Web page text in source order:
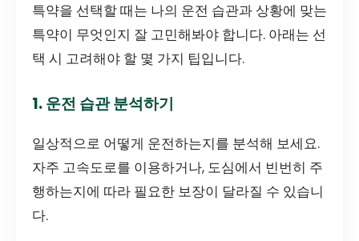
특약을 선택할 때는 나의 운전 습관과 상황에 맞는
특약이 무엇인지 잘 고민해봐야 합니다. 아래는 선
택 시 고려해야 할 몇 가지 팁입니다.
1. 운전 습관 분석하기
일상적으로 어떻게 운전하는지를 분석해 보세요.
자주 고속도로를 이용하거나, 도심에서 빈번히 주
행하는지에 따라 필요한 보장이 달라질 수 있습니
다.